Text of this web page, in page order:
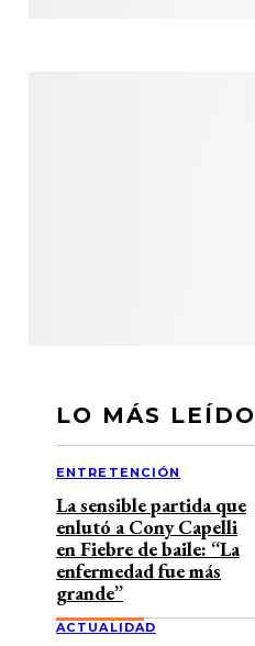
LO MÁS LEÍDO
ENTRETENCIÓN
La sensible partida que
enlutó a Cony Capelli
en Fiebre de baile: “La
enfermedad fue más
grande”
ACTUALIDAD